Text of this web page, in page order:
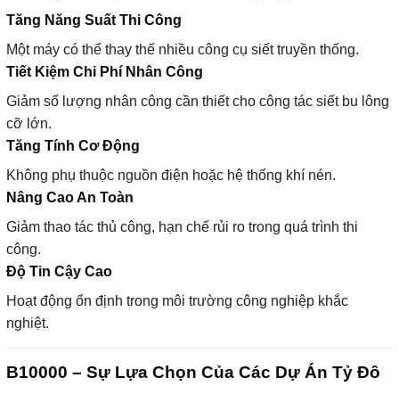
Tăng Năng Suất Thi Công
Một máy có thể thay thế nhiều công cụ siết truyền thống.
Tiết Kiệm Chi Phí Nhân Công
Giảm số lượng nhân công cần thiết cho công tác siết bu lông
cỡ lớn.
Tăng Tính Cơ Động
Không phụ thuộc nguồn điện hoặc hệ thống khí nén.
Nâng Cao An Toàn
Giảm thao tác thủ công, hạn chế rủi ro trong quá trình thi
công.
Độ Tin Cậy Cao
Hoạt động ổn định trong môi trường công nghiệp khắc
nghiệt.
B10000 – Sự Lựa Chọn Của Các Dự Án Tỷ Đô